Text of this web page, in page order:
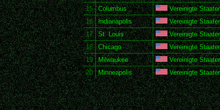
15
Columbus
Vereinigte
16
Indianapolis
Vereinigte
17
St. Louis
Vereinigte
18
Chicago
Vereinigte
19
Milwaukee
Vereinigte
20
Minneapolis Vereinigte